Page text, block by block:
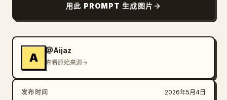
用此 PROMPT 生成图片
A
@Aijaz
查看原始来源
发布时间 2026年5月4日